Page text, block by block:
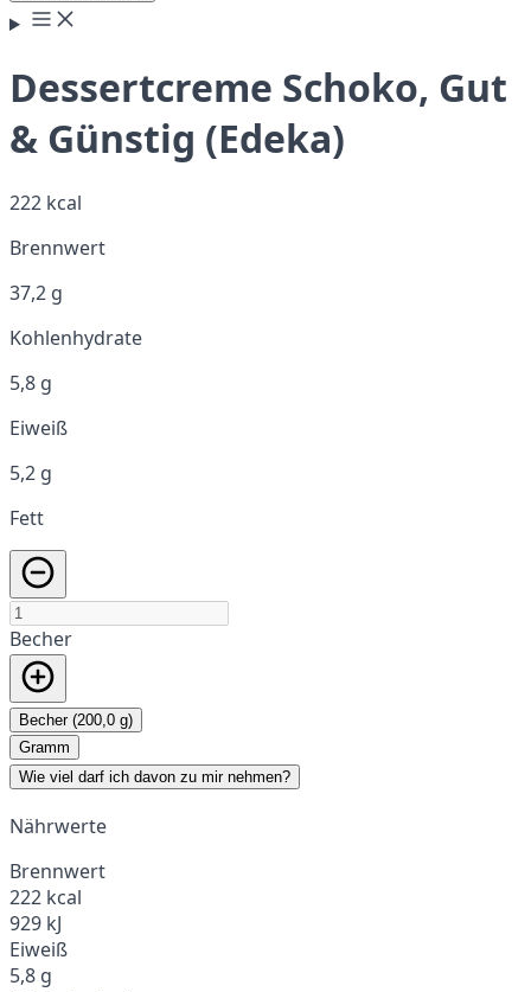
Dessertcreme Schoko, Gut
& Günstig (Edeka)
222 kcal
Brennwert
37,2 g
Kohlenhydrate
5,8 g
Eiweiß
5,2 g
Fett
Becher
Becher (200,0 g)
Gramm
Wie viel darf ich davon zu mir nehmen?
Nährwerte
Brennwert
222 kcal
929 kJ
Eiweiß
5,8 g